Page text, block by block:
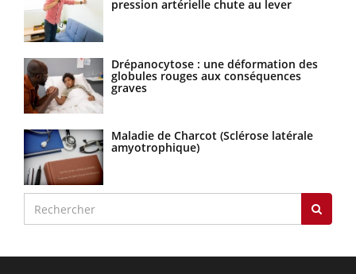
pression artérielle chute au lever
Drépanocytose : une déformation des
globules rouges aux conséquences
graves
Maladie de Charcot (Sclérose latérale
amyotrophique)